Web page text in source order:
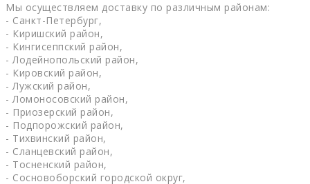
Мы осуществляем доставку по различным районам:
- Санкт-Петербург,
- Киришский район,
- Кингисеппский район,
- Лодейнопольский район,
- Кировский район,
- Лужский район,
- Ломоносовский район,
- Приозерский район,
- Подпорожский район,
- Тихвинский район,
- Сланцевский район,
- Тосненский район,
- Сосновоборский городской округ,